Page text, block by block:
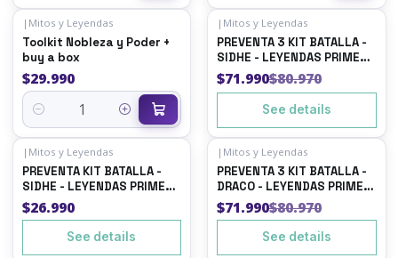
| Mitos y Leyendas
Toolkit Nobleza y Poder +
buy a box
$29.990
Quantity
-11%OFF
Out of stock
| Mitos y Leyendas
PREVENTA 3 KIT BATALLA -
SIDHE - LEYENDAS PRIMER
BLOQUE 4.0
$71.990$80.970
See details
Out of stock
| Mitos y Leyendas
PREVENTA KIT BATALLA -
SIDHE - LEYENDAS PRIMER
BLOQUE 4.0
$26.990
See details
-11%OFF
Out of stock
| Mitos y Leyendas
PREVENTA 3 KIT BATALLA -
DRACO - LEYENDAS PRIMER
BLOQUE 4.0
$71.990$80.970
See details